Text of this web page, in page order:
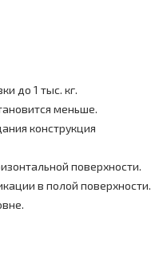
до 1 тыс. кг.
меньше.
конструкция
поверхности.
в полой поверхности.